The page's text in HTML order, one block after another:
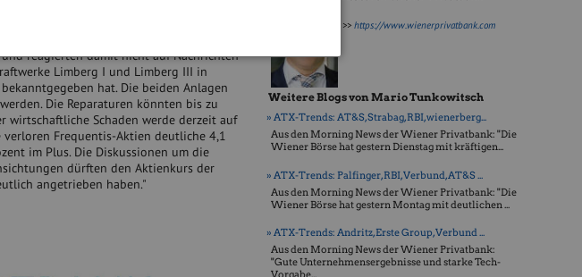
erfolgreichen Wachstums- und
reagierten damit nicht auf Nachrichten
Limberg I und Limberg III in
hat. Die beiden Anlagen
Die Reparaturen könnten bis zu
wirtschaftliche Schaden werde derzeit auf
Frequentis-Aktien deutliche 4,1
im Plus. Die Diskussionen um die
dürften den Aktienkurs der
angetrieben haben."
>>https://www.wienerprivatbank.com
Weitere Blogs von Mario Tunkowitsch
» ATX-Trends: AT&S, Strabag, RBI, wienerberg...
Aus den Morning News der Wiener Privatbank: "Die
Wiener Börse hat gestern Dienstag mit kräftigen...
» ATX-Trends: Palfinger, RBI, Verbund, AT&S ...
Aus den Morning News der Wiener Privatbank: "Die
Wiener Börse hat gestern Montag mit deutlichen ...
» ATX-Trends: Andritz, Erste Group, Verbund ...
Aus den Morning News der Wiener Privatbank:
"Gute Unternehmensergebnisse und starke Tech-